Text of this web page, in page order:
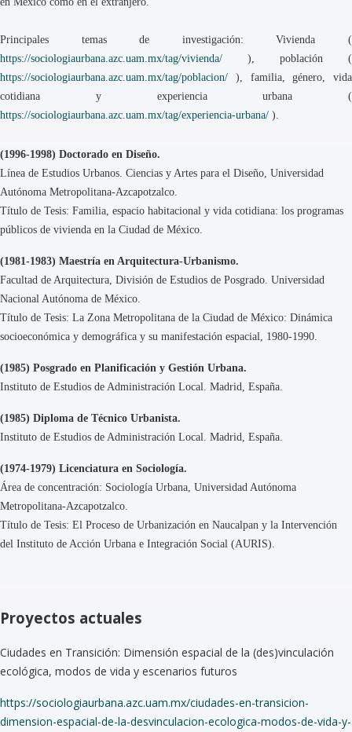
Principales temas de investigación: Vivienda (
https://sociologiaurbana.azc.uam.mx/tag/vivienda/ ), población (
https://sociologiaurbana.azc.uam.mx/tag/poblacion/ ), familia, género, vida
cotidiana y experiencia urbana (
https://sociologiaurbana.azc.uam.mx/tag/experiencia-urbana/ ).
(1996-1998) Doctorado en Diseño.
Línea de Estudios Urbanos. Ciencias y Artes para el Diseño, Universidad
Autónoma Metropolitana-Azcapotzalco.
Título de Tesis: Familia, espacio habitacional y vida cotidiana: los programas
públicos de vivienda en la Ciudad de México.
(1981-1983) Maestría en Arquitectura-Urbanismo.
Facultad de Arquitectura, División de Estudios de Posgrado. Universidad
Nacional Autónoma de México.
Título de Tesis: La Zona Metropolitana de la Ciudad de México: Dinámica
socioeconómica y demográfica y su manifestación espacial, 1980-1990.
(1985) Posgrado en Planificación y Gestión Urbana.
Instituto de Estudios de Administración Local. Madrid, España.
(1985) Diploma de Técnico Urbanista.
Instituto de Estudios de Administración Local. Madrid, España.
(1974-1979) Licenciatura en Sociología.
Área de concentración: Sociología Urbana, Universidad Autónoma
Metropolitana-Azcapotzalco.
Título de Tesis: El Proceso de Urbanización en Naucalpan y la Intervención
del Instituto de Acción Urbana e Integración Social (AURIS).
Proyectos actuales
Ciudades en Transición: Dimensión espacial de la (des)vinculación
ecológica, modos de vida y escenarios futuros
https://sociologiaurbana.azc.uam.mx/ciudades-en-transicion-
dimension-espacial-de-la-desvinculacion-ecologica-modos-de-vida-y-